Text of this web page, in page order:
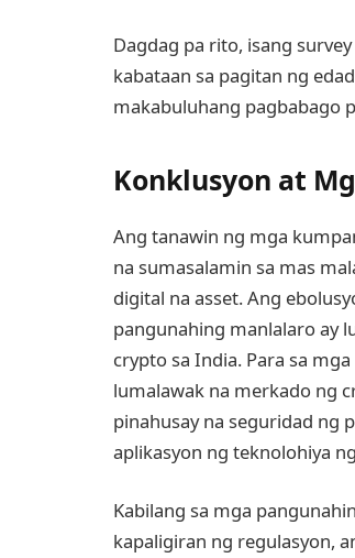
Dagdag pa rito, isang
kabataan sa pagitan ng
makabuluhang pagbabago
Konklusyon at
Ang tanawin ng mga
na sumasalamin sa mas
digital na asset. Ang
pangunahing manlalaro ay
crypto sa India. Para sa
lumalawak na merkado ng
pinahusay na seguridad ng
aplikasyon ng teknolohiya
Kabilang sa mga
kapaligiran ng regulasyon,